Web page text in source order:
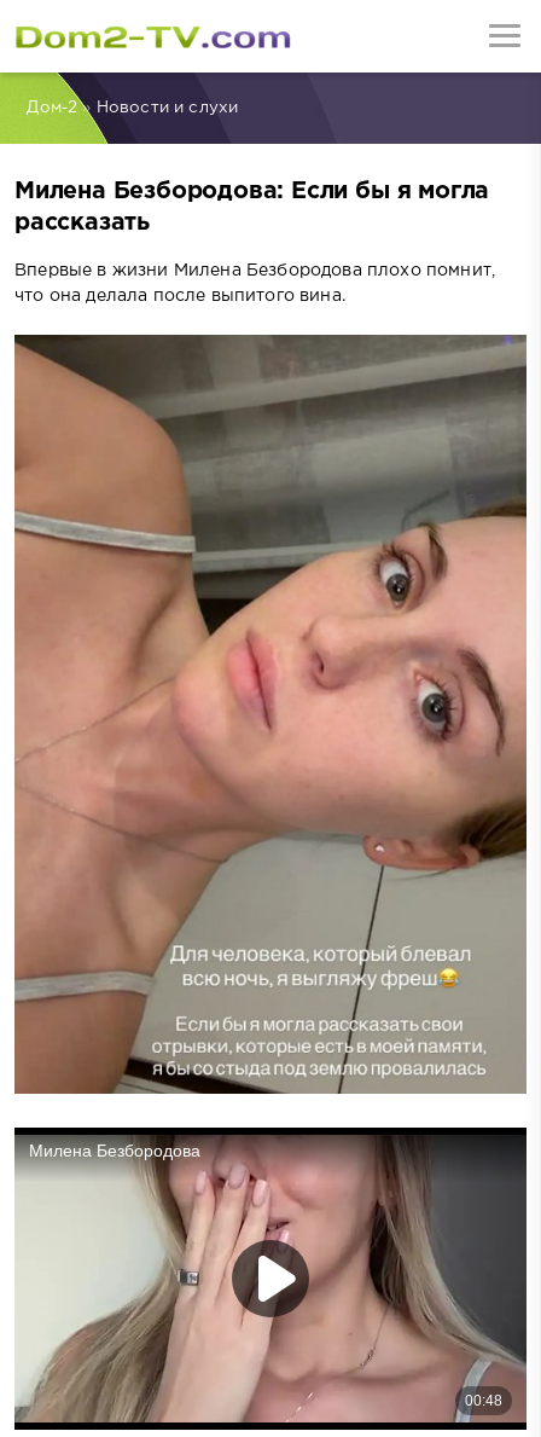
Дом-2» Новости и слухи
Милена Безбородова: Если бы я могла
рассказать
Впервые в жизни Милена Безбородова плохо помнит,
что она делала после выпитого вина.